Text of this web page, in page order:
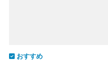
おすすめ